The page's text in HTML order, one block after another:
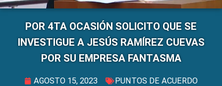
POR 4TA OCASIÓN SOLICITO QUE SE
INVESTIGUE A JESÚS RAMÍREZ CUEVAS
POR SU EMPRESA FANTASMA
AGOSTO 15, 2023 PUNTOS DE ACUERDO